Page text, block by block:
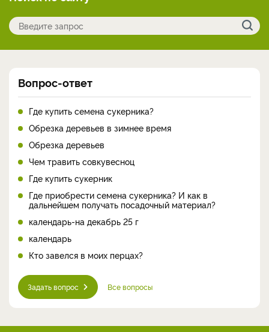
Вопрос-ответ
Где купить семена сукерника?
Обрезка деревьев в зимнее время
Обрезка деревьев
Чем травить совкувесноц
Где купить сукерник
Где приобрести семена сукерника? И как в
дальнейшем получать посадочный материал?
календарь-на декабрь 25 г
календарь
Кто завелся в моих перцах?
Задать вопрос Все вопросы